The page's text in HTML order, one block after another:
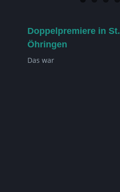
Doppelpremiere in
Öhringen
Das war